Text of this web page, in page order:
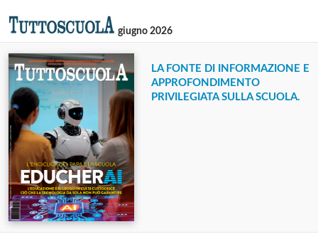
giugno 2026
LA FONTE DI INFORMAZIONE E
APPROFONDIMENTO
PRIVILEGIATA SULLA SCUOLA.